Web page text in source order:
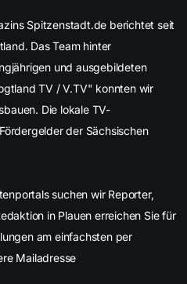
Spitzenstadt.de berichtet seit
Das Team hinter
und ausgebildeten
TV / V.TV" konnten wir
Die lokale TV-
der Sächsischen
suchen wir Reporter,
in Plauen erreichen Sie für
am einfachsten per
Mailadresse